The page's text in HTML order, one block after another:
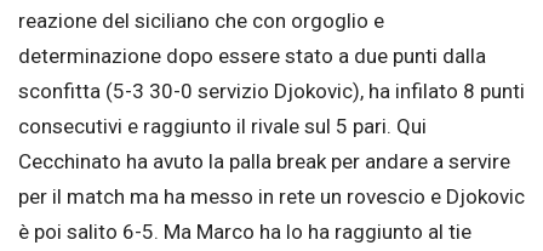
reazione del siciliano che con orgoglio e
determinazione dopo essere stato a due punti dalla
sconfitta (5-3 30-0 servizio Djokovic), ha infilato 8 punti
consecutivi e raggiunto il rivale sul 5 pari. Qui
Cecchinato ha avuto la palla break per andare a servire
per il match ma ha messo in rete un rovescio e Djokovic
è poi salito 6-5. Ma Marco ha lo ha raggiunto al tie